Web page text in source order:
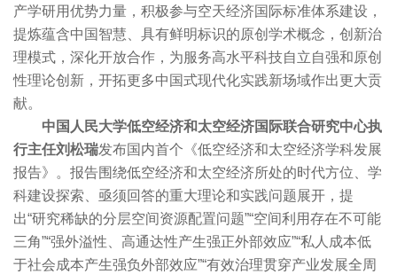
产学研用优势力量，积极参与空天经济国际标准体系建设，
提炼蕴含中国智慧、具有鲜明标识的原创学术概念，创新治
理模式，深化开放合作，为服务高水平科技自立自强和原创
性理论创新，开拓更多中国式现代化实践新场域作出更大贡
献。
中国人民大学低空经济和太空经济国际联合研究中心执
行主任刘松瑞发布国内首个《低空经济和太空经济学科发展
报告》。报告围绕低空经济和太空经济所处的时代方位、学
科建设探索、亟须回答的重大理论和实践问题展开，提
出“研究稀缺的分层空间资源配置问题”“空间利用存在不可能
三角”“强外溢性、高通达性产生强正外部效应”“私人成本低
于社会成本产生强负外部效应”“有效治理贯穿产业发展全周